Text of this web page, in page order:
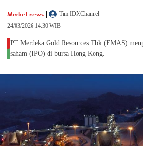
Market news |
Tim IDXChannel
24/03/2026 14:30 WIB
PT Merdeka Gold Resources Tbk (EMAS)
saham (IPO) di bursa Hong Kong.